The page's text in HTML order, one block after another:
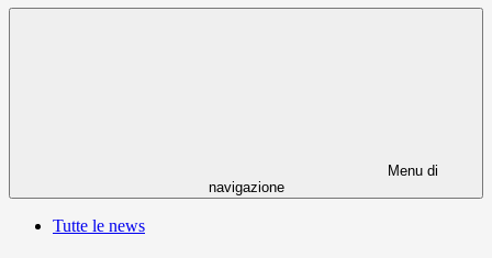
Menu di
navigazione
Tutte le news